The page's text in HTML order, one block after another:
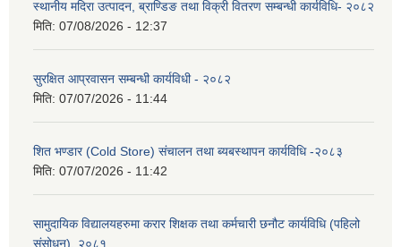
स्थानीय मदिरा उत्पादन, ब्राण्डिङ तथा विक्री वितरण सम्बन्धी कार्यविधि- २०८२
मिति: 07/08/2026 - 12:37
सुरक्षित आप्रवासन सम्बन्धी कार्यविधी - २०८२
मिति: 07/07/2026 - 11:44
शित भण्डार (Cold Store) संचालन तथा ब्यबस्थापन कार्यविधि -२०८३
मिति: 07/07/2026 - 11:42
सामुदायिक विद्यालयहरुमा करार शिक्षक तथा कर्मचारी छनौट कार्यविधि (पहिलो
संसोधन), २०८१